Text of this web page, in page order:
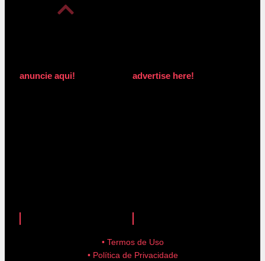
anuncie aqui! advertise here!
• Termos de Uso
• Política de Privacidade